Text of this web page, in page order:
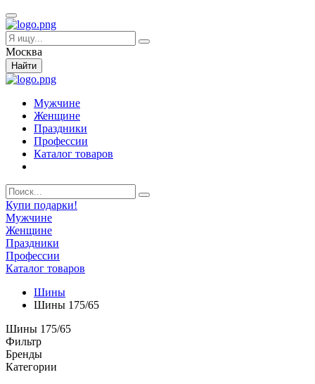
Москва
Найти
Мужчине
Женщине
Праздники
Профессии
Каталог товаров
Купи подарки!
Мужчине
Женщине
Праздники
Профессии
Каталог товаров
Шины
Шины 175/65
Шины 175/65
Фильтр
Бренды
Категории